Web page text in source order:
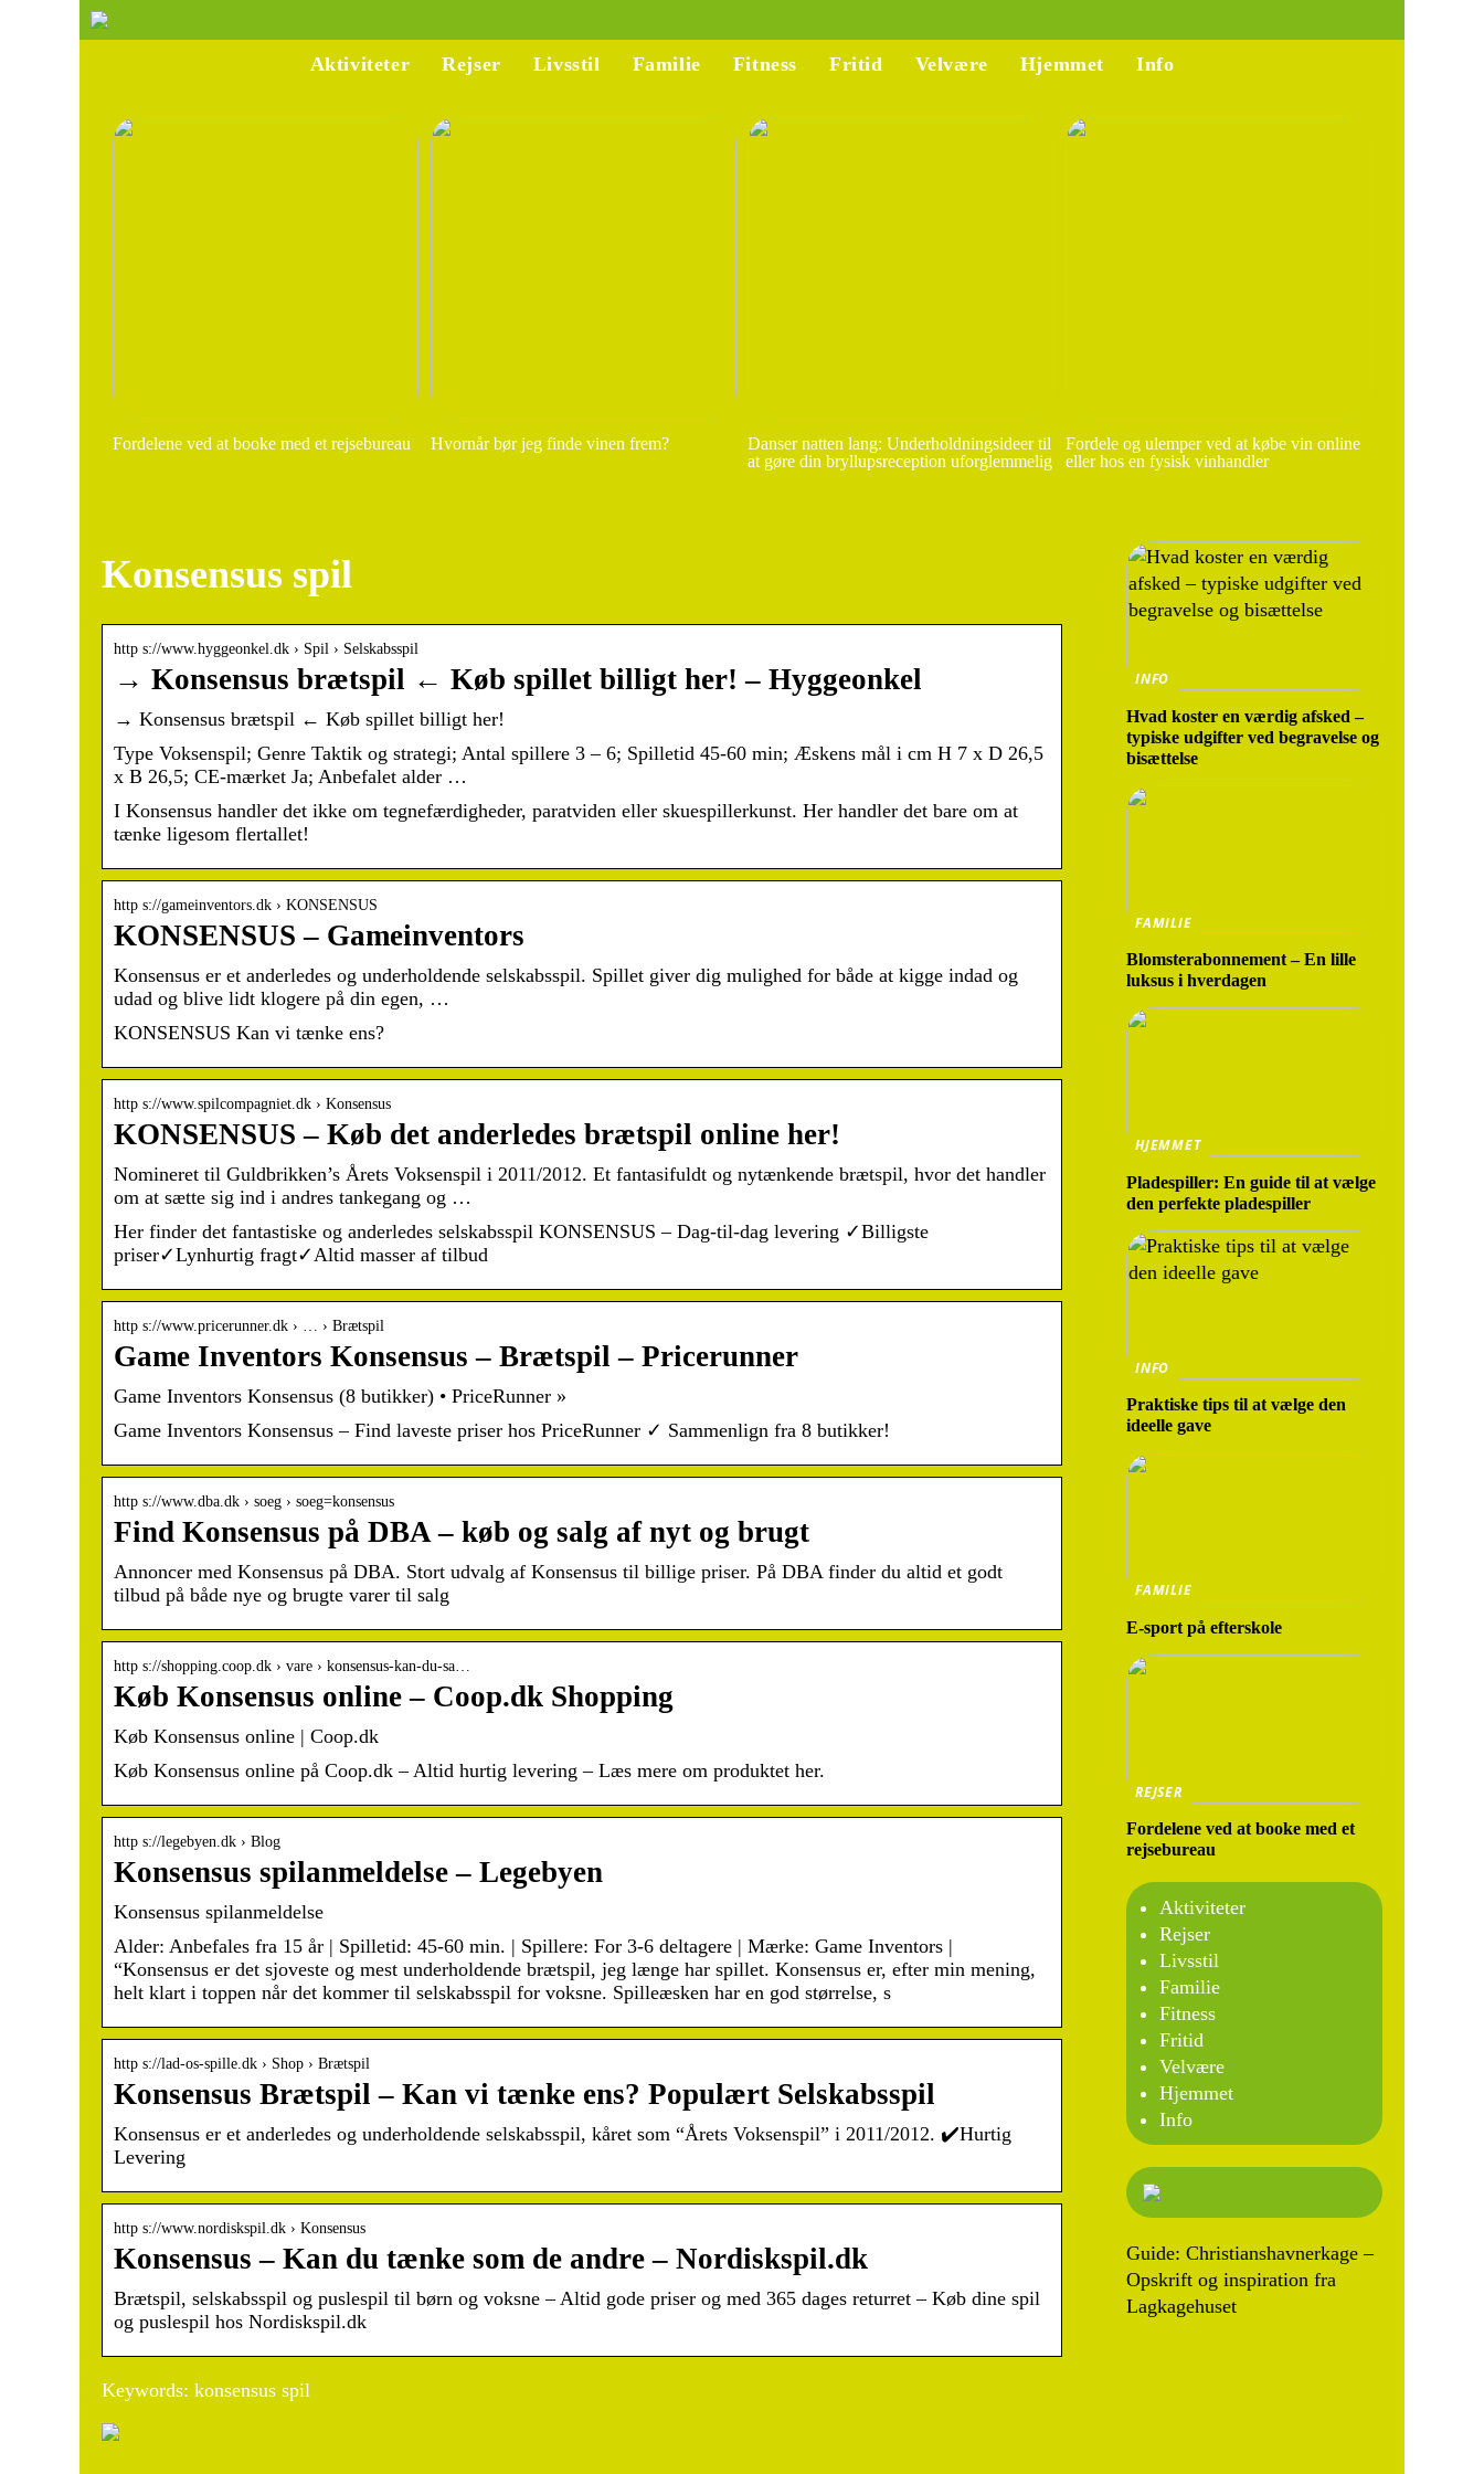
Aktiviteter Rejser Livsstil Familie Fitness Fritid Velvære Hjemmet Info
Fordelene ved at booke med et rejsebureau Hvornår bør jeg finde vinen frem?
Danser natten lang: Underholdningsideer til
at gøre din bryllupsreception uforglemmelig
Fordele og ulemper ved at købe vin online
eller hos en fysisk vinhandler
Konsensus spil
http s://www.hyggeonkel.dk › Spil › Selskabsspil
→ Konsensus brætspil ← Køb spillet billigt her! – Hyggeonkel
→ Konsensus brætspil ← Køb spillet billigt her!
Type Voksenspil; Genre Taktik og strategi; Antal spillere 3 – 6; Spilletid 45-60 min; Æskens mål i cm H 7 x D 26,5
x B 26,5; CE-mærket Ja; Anbefalet alder …
I Konsensus handler det ikke om tegnefærdigheder, paratviden eller skuespillerkunst. Her handler det bare om at
tænke ligesom flertallet!
http s://gameinventors.dk › KONSENSUS
KONSENSUS – Gameinventors
Konsensus er et anderledes og underholdende selskabsspil. Spillet giver dig mulighed for både at kigge indad og
udad og blive lidt klogere på din egen, …
KONSENSUS Kan vi tænke ens?
http s://www.spilcompagniet.dk › Konsensus
KONSENSUS – Køb det anderledes brætspil online her!
Nomineret til Guldbrikken’s Årets Voksenspil i 2011/2012. Et fantasifuldt og nytænkende brætspil, hvor det handler
om at sætte sig ind i andres tankegang og …
Her finder det fantastiske og anderledes selskabsspil KONSENSUS – Dag-til-dag levering ✓Billigste
priser✓Lynhurtig fragt✓Altid masser af tilbud
http s://www.pricerunner.dk › … › Brætspil
Game Inventors Konsensus – Brætspil – Pricerunner
Game Inventors Konsensus (8 butikker) • PriceRunner »
Game Inventors Konsensus – Find laveste priser hos PriceRunner ✓ Sammenlign fra 8 butikker!
http s://www.dba.dk › soeg › soeg=konsensus
Find Konsensus på DBA – køb og salg af nyt og brugt
Annoncer med Konsensus på DBA. Stort udvalg af Konsensus til billige priser. På DBA finder du altid et godt
tilbud på både nye og brugte varer til salg
http s://shopping.coop.dk › vare › konsensus-kan-du-sa…
Køb Konsensus online – Coop.dk Shopping
Køb Konsensus online | Coop.dk
Køb Konsensus online på Coop.dk – Altid hurtig levering – Læs mere om produktet her.
http s://legebyen.dk › Blog
Konsensus spilanmeldelse – Legebyen
Konsensus spilanmeldelse
Alder: Anbefales fra 15 år | Spilletid: 45-60 min. | Spillere: For 3-6 deltagere | Mærke: Game Inventors |
“Konsensus er det sjoveste og mest underholdende brætspil, jeg længe har spillet. Konsensus er, efter min mening,
helt klart i toppen når det kommer til selskabsspil for voksne. Spilleæsken har en god størrelse, s
http s://lad-os-spille.dk › Shop › Brætspil
Konsensus Brætspil – Kan vi tænke ens? Populært Selskabsspil
Konsensus er et anderledes og underholdende selskabsspil, kåret som “Årets Voksenspil” i 2011/2012. ✔️Hurtig
Levering
http s://www.nordiskspil.dk › Konsensus
Konsensus – Kan du tænke som de andre – Nordiskspil.dk
Brætspil, selskabsspil og puslespil til børn og voksne – Altid gode priser og med 365 dages returret – Køb dine spil
og puslespil hos Nordiskspil.dk
Keywords: konsensus spil
INFO
Hvad koster en værdig afsked –
typiske udgifter ved begravelse og
bisættelse
FAMILIE
Blomsterabonnement – En lille
luksus i hverdagen
HJEMMET
Pladespiller: En guide til at vælge
den perfekte pladespiller
INFO
Praktiske tips til at vælge den
ideelle gave
FAMILIE
E-sport på efterskole
REJSER
Fordelene ved at booke med et
rejsebureau
Aktiviteter
Rejser
Livsstil
Familie
Fitness
Fritid
Velvære
Hjemmet
Info
Guide: Christianshavnerkage –
Opskrift og inspiration fra
Lagkagehuset